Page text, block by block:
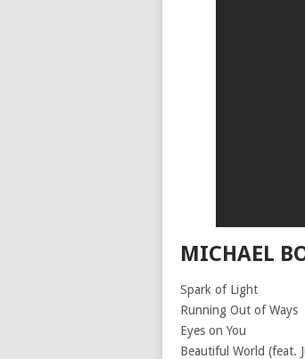
MICHAEL
Spark of Light
Running Out of Ways
Eyes on You
Beautiful World (feat.